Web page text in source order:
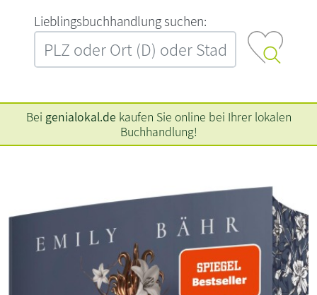
L‍i‍e‍b‍l‍i‍n‍g‍s‍b‍u‍c‍h‍h‍a‍n‍d‍l‍u‍n‍g‍ ‍s‍u‍c‍h‍e‍n‍:‍
Bei genialokal.de kaufen Sie online bei Ihrer lokalen
Buchhandlung!